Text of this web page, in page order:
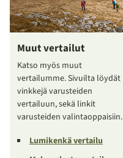
Muut vertailut
Katso myös muut
vertailumme. Sivuilta löydät
vinkkejä varusteiden
vertailuun, sekä linkit
varusteiden valintaoppaisiin.
Lumikenkä vertailu